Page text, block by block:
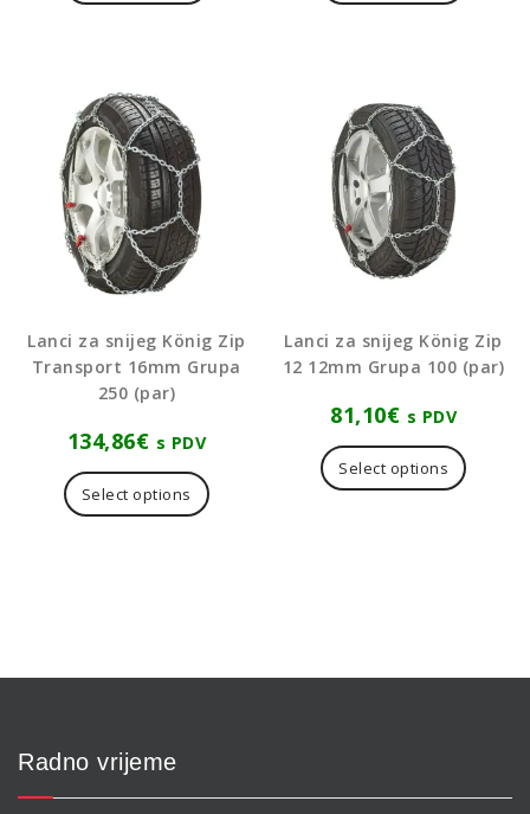
Lanci za snijeg König Zip
Transport 16mm Grupa
250 (par)
134,86€ s PDV
Select options
Lanci za snijeg König Zip
12 12mm Grupa 100 (par)
81,10€ s PDV
Select options
Radno vrijeme